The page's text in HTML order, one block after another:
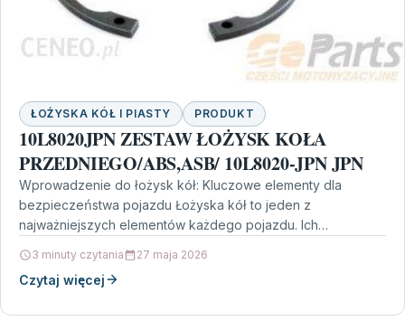
ŁOŻYSKA KÓŁ I PIASTY PRODUKT
10L8020JPN ZESTAW ŁOŻYSK KOŁA
PRZEDNIEGO/ABS,ASB/ 10L8020-JPN JPN
Wprowadzenie do łożysk kół: Kluczowe elementy dla
bezpieczeństwa pojazdu Łożyska kół to jeden z
najważniejszych elementów każdego pojazdu. Ich
3 minuty czytania 27 maja 2026
Czytaj więcej